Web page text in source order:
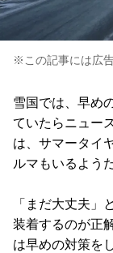
※この記事には広
雪国では、早め
ていたらニュー
は、サマータイ
ルマもいるようだ
「まだ大丈夫」
装着するのが正
は早めの対策を